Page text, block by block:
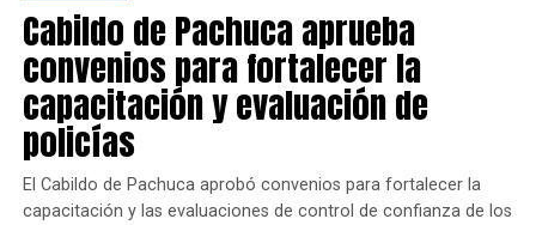
Cabildo de Pachuca aprueba
convenios para fortalecer la
capacitación y evaluación de
policías
El Cabildo de Pachuca aprobó convenios para fortalecer la
capacitación y las evaluaciones de control de confianza de los